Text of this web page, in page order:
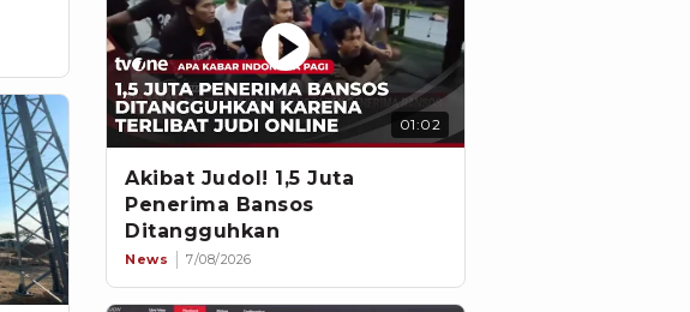
01:02
Akibat Judol! 1,5 Juta
Penerima Bansos
Ditangguhkan
News 7/08/2026